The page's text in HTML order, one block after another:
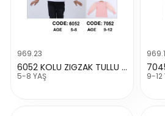
969.23
6052 KOLU ZIGZAK TULLU BADI
5-8 YAŞ 9-12